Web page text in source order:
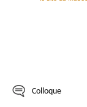
Colloque